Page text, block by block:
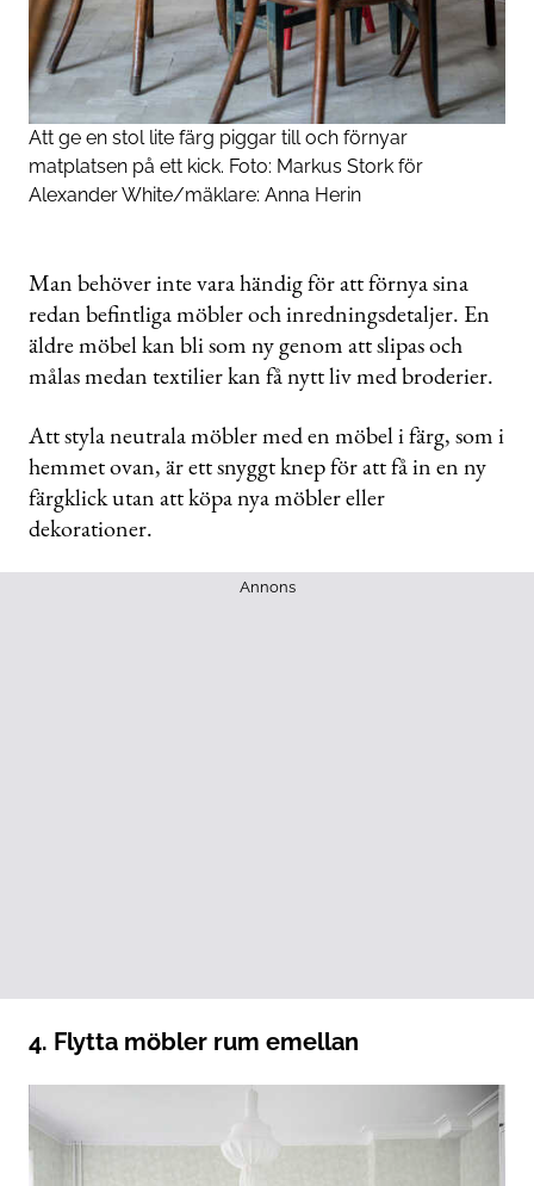
Att ge en stol lite färg piggar till och förnyar
matplatsen på ett kick. Foto: Markus Stork för
Alexander White/mäklare: Anna Herin
Man behöver inte vara händig för att förnya sina
redan befintliga möbler och inredningsdetaljer. En
äldre möbel kan bli som ny genom att slipas och
målas medan textilier kan få nytt liv med broderier.
Att styla neutrala möbler med en möbel i färg, som i
hemmet ovan, är ett snyggt knep för att få in en ny
färgklick utan att köpa nya möbler eller
dekorationer.
Annons
4. Flytta möbler rum emellan